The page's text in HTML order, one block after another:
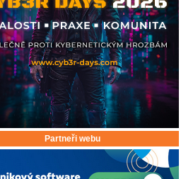
Partneři webu